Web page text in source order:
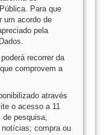
Para que
um acordo de
pela
recorrer da
comprovem a
através
o acesso a 11
pesquisa;
compra ou